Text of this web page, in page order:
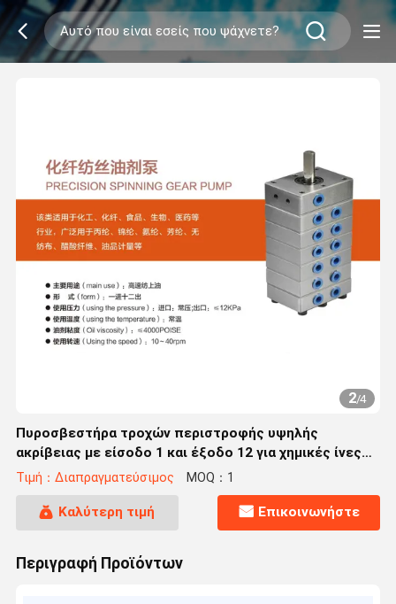
2/4
Πυροσβεστήρα τροχών περιστροφής υψηλής
ακρίβειας με είσοδο 1 και έξοδο 12 για χημικές ίνες
υψηλής ταχύτητας
Τιμή：Διαπραγματεύσιμος MOQ：1
Καλύτερη τιμή Επικοινωνήστε
Περιγραφή Προϊόντων